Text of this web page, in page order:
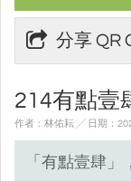
分享 QR
214有點壹
作者：林佑耘 ╱ 日期：
「有點壹肆